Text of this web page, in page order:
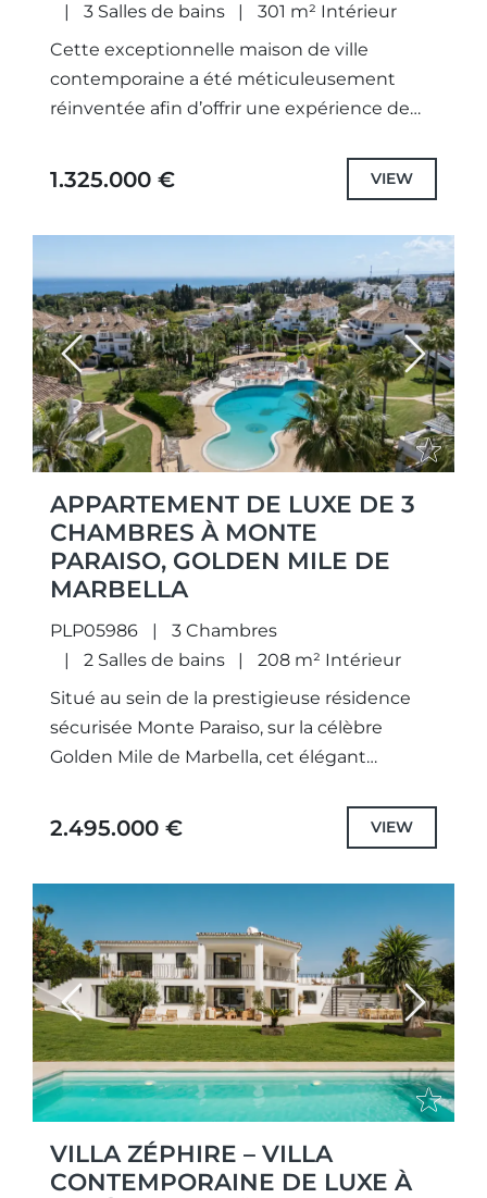
3 Salles de bains
301 m² Intérieur
Cette exceptionnelle maison de ville
contemporaine a été méticuleusement
réinventée afin d’offrir une expérience de
plus prestigieux du Golden Mile de...
1.325.000 € VIEW
Previous Next
APPARTEMENT DE LUXE DE 3
CHAMBRES À MONTE
PARAISO, GOLDEN MILE DE
MARBELLA
PLP05986
3 Chambres
2 Salles de bains
208 m² Intérieur
Situé au sein de la prestigieuse résidence
sécurisée Monte Paraiso, sur la célèbre
Golden Mile de Marbella, cet élégant
salles de bains offre un...
2.495.000 € VIEW
Previous Next
VILLA ZÉPHIRE – VILLA
CONTEMPORAINE DE LUXE À